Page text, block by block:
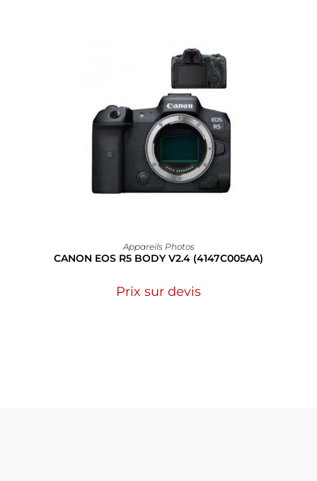
Appareils Photos
CANON EOS R5 BODY V2.4 (4147C005AA)
Prix sur devis